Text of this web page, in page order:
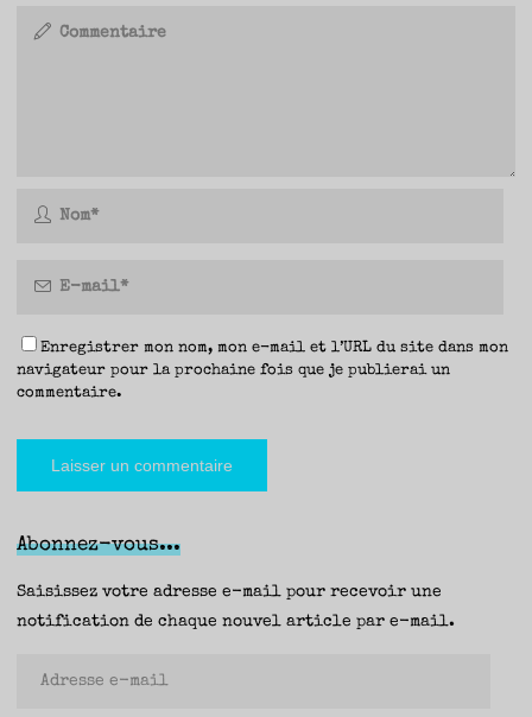
Enregistrer mon nom, mon e-mail et l’URL du site dans mon
navigateur pour la prochaine fois que je publierai un
commentaire.
Abonnez-vous...
Saisissez votre adresse e-mail pour recevoir une
notification de chaque nouvel article par e-mail.